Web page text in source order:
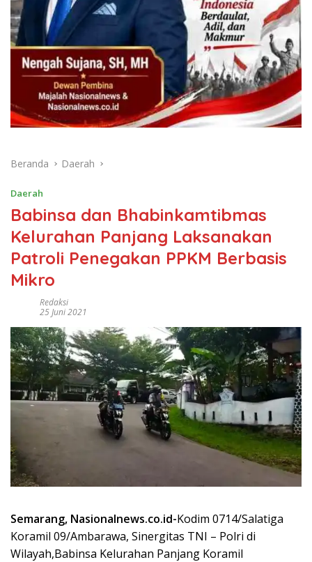
Beranda Daerah
Daerah
Babinsa dan Bhabinkamtibmas
Kelurahan Panjang Laksanakan
Patroli Penegakan PPKM Berbasis
Mikro
Redaksi
25 Juni 2021
Semarang, Nasionalnews.co.id-Kodim 0714/Salatiga
Koramil 09/Ambarawa, Sinergitas TNI – Polri di
Wilayah,Babinsa Kelurahan Panjang Koramil